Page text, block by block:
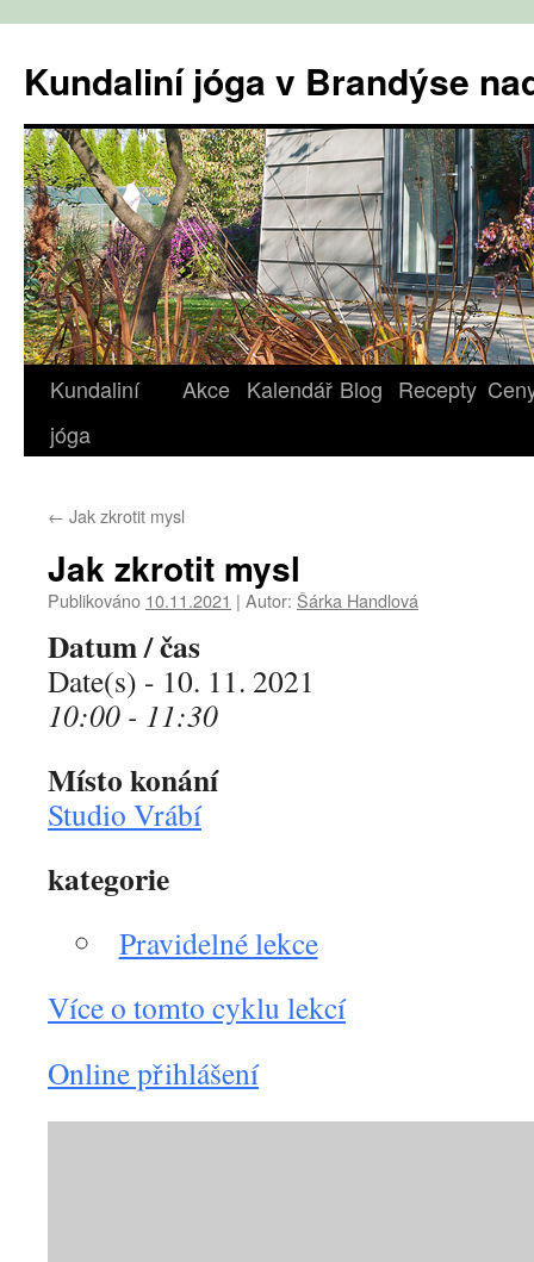
obsahu
webu
Kundaliní jóga v Brandýse
Kundaliní
jóga
Akce Kalendář Blog Recepty
← Jak zkrotit mysl
Jak zkrotit mysl
Publikováno 10.11.2021 | Autor: Šárka Handlová
Datum / čas
Date(s) - 10. 11. 2021
10:00 - 11:30
Místo konání
Studio Vrábí
kategorie
Pravidelné lekce
Více o tomto cyklu lekcí
Online přihlášení